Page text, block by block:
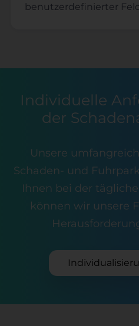
benutzerdefinierter
Individuelle
der
Unsere
Schaden- und
Ihnen bei der
können wir unsere